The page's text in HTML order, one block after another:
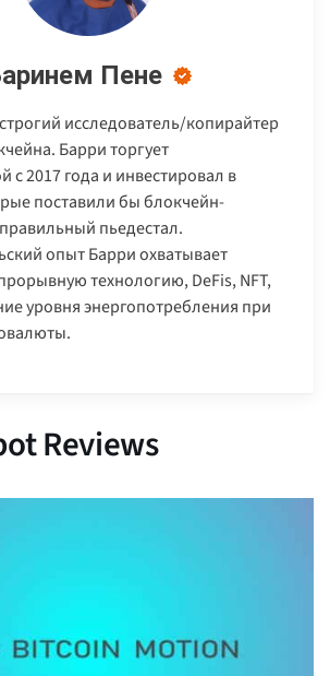
Пене
исследователь/копирайтер
Барри торгует
с 2017 года и инвестировал в
поставили бы блокчейн-
пьедестал.
опыт Барри охватывает
технологию, DeFis, NFT,
уровня энергопотребления при
Reviews